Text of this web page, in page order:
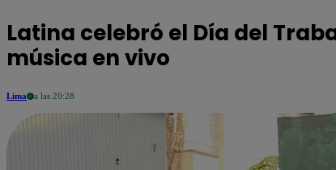
Latina celebró el Día del
música en vivo
Lima a las 20:28